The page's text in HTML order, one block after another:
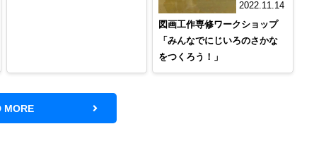
2022.11.14
図画工作専修ワークショップ
「みんなでにじいろのさかな
をつくろう！」
MORE